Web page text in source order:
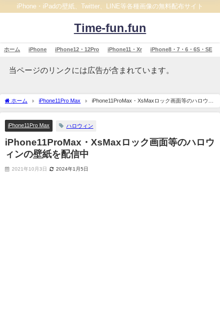
iPhone・iPadの壁紙、Twitter、LINE等各種画像の無料配布サイト
Time-fun.fun
ホーム iPhone iPhone12・12Pro iPhone11・Xr iPhone8・7・6・6S・SE
当ページのリンクには広告が含まれています。
ホーム iPhone11Pro Max
iPhone11ProMax・XsMaxロック画面等のハロウィ
ンの壁紙を配信中
iPhone11Pro Max ハロウィン
iPhone11ProMax・XsMaxロック画面等のハロウ
ィンの壁紙を配信中
2021年10月3日 2024年1月5日